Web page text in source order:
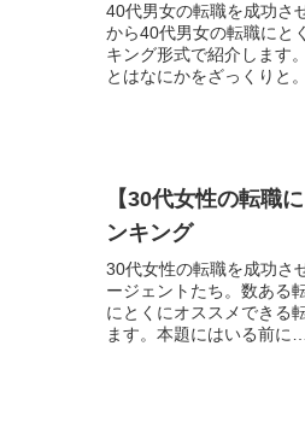
40代男女の転職を成功さ
から40代男女の転職にと
キング形式で紹介します
とはなにかをざっくりと
【30代女性の転職
ンキング
30代女性の転職を成功さ
ージェントたち。数ある
にとくにオススメできる
ます。本題にはいる前に